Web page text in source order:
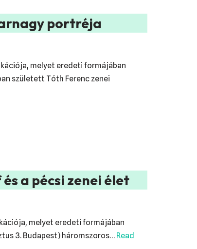
portréja
melyet eredeti formájában
született Tóth Ferenc zenei
a pécsi zenei élet
melyet eredeti formájában
3. Budapest) háromszoros… Read